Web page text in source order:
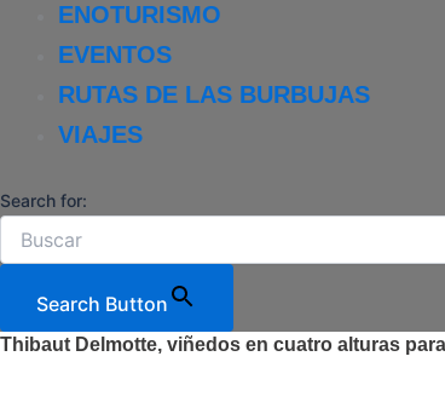
ENOTURISMO
EVENTOS
RUTAS DE LAS BURBUJAS
VIAJES
Search for:
Search Button
Thibaut Delmotte, viñedos en cuatro alturas